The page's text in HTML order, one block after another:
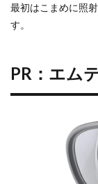
最初はこまめに照
す。
PR：エム